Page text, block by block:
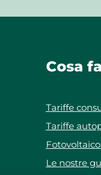
Cosa
Tariffe
Tariffe
Le nostre